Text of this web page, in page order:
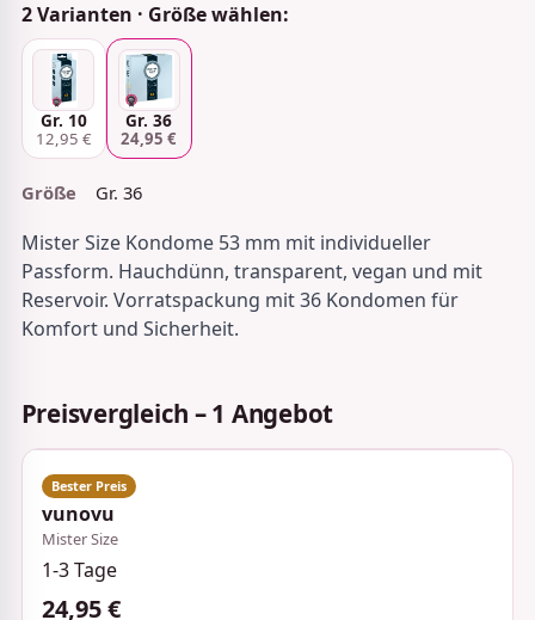
2 Varianten · Größe wählen:
Gr. 10
12,95 €
Gr. 36
24,95 €
Größe Gr. 36
Mister Size Kondome 53 mm mit individueller
Passform. Hauchdünn, transparent, vegan und mit
Reservoir. Vorratspackung mit 36 Kondomen für
Komfort und Sicherheit.
Preisvergleich – 1 Angebot
vunovu
Mister Size
1-3 Tage
24,95 €